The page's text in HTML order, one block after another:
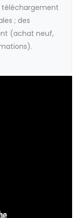
téléchargement
; des
(achat neuf,